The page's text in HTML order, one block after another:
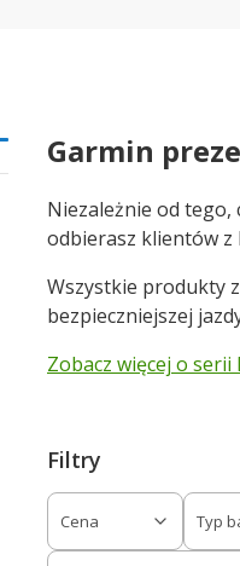
Garmin
Niezależnie od tego,
odbierasz klientów z
Wszystkie produkty
bezpieczniejszej
Zobacz więcej o serii
Filtry
Cena Typ